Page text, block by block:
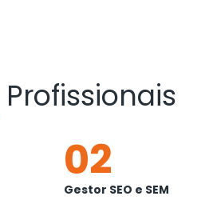
Profissionais
02
Gestor SEO e SEM